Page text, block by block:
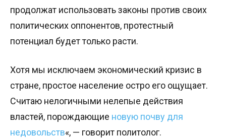
продолжат использовать законы против своих
политических оппонентов, протестный
потенциал будет только расти.
Хотя мы исключаем экономический кризис в
стране, простое население остро его ощущает.
Считаю нелогичными нелепые действия
властей, порождающие новую почву для
недовольств«, — говорит политолог.